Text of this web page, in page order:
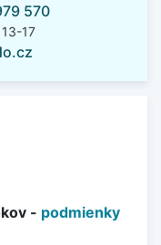
570
17
- podmienky